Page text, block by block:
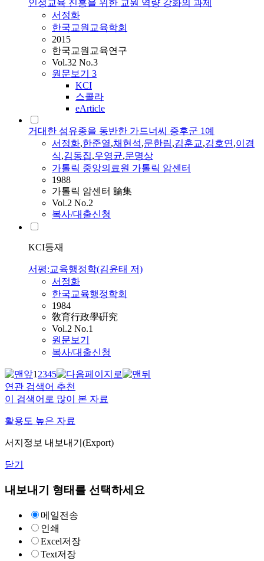
인성교육 진흥을 위한 교원 역량 강화의 과제
서정화
한국교원교육학회
2015
한국교원교육연구
Vol.32 No.3
원문보기 3
KCI
스콜라
eArticle
거대한 섬유종을 동반한 가드너씨 증후군 1예
서정화,한준열,채현석,문한림,김훈교,김호연,이경
식,김동집,우영균,문명상
가톨릭 중앙의료원 가톨릭 암센터
1988
가톨릭 암센터 論集
Vol.2 No.2
복사/대출신청
KCI등재
서평:교육행정학(김윤태 저)
서정화
한국교육행정학회
1984
敎育行政學硏究
Vol.2 No.1
원문보기
복사/대출신청
12345
연관 검색어 추천
이 검색어로 많이 본 자료
활용도 높은 자료
서지정보 내보내기(Export)
닫기
내보내기 형태를 선택하세요
메일전송
인쇄
Excel저장
Text저장